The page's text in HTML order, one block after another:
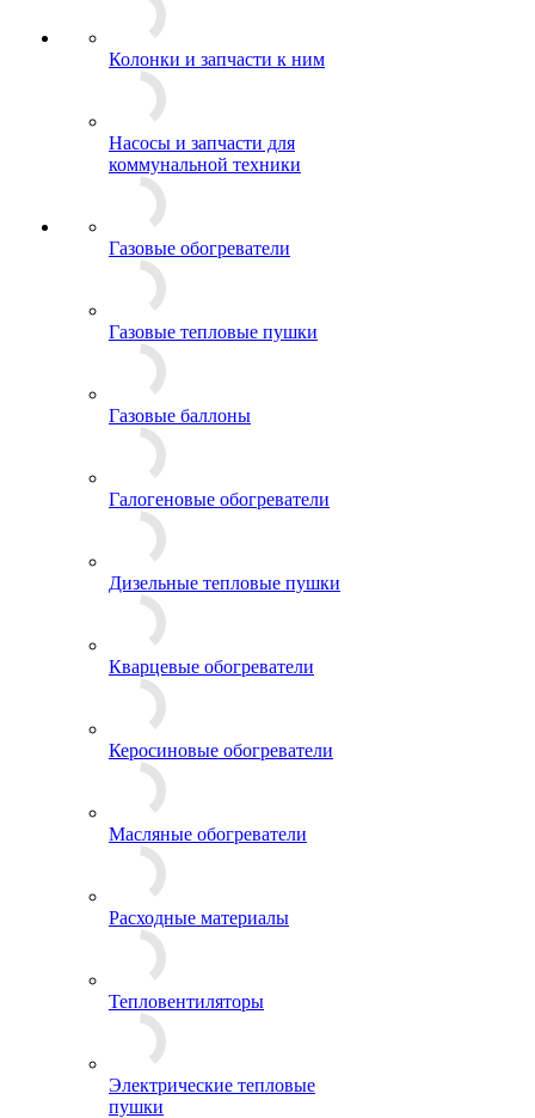
Колонки и запчасти к ним
Насосы и запчасти для
коммунальной техники
Газовые обогреватели
Газовые тепловые пушки
Газовые баллоны
Галогеновые обогреватели
Дизельные тепловые пушки
Кварцевые обогреватели
Керосиновые обогреватели
Масляные обогреватели
Расходные материалы
Тепловентиляторы
Электрические тепловые
пушки